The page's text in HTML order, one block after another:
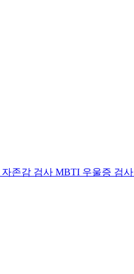
자존감 검사 MBTI 우울증 검사